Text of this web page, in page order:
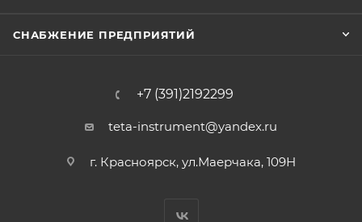
СНАБЖЕНИЕ ПРЕДПРИЯТИЙ
+7 (391)2192299
teta-instrument@yandex.ru
г. Красноярск, ул.Маерчака, 109Н